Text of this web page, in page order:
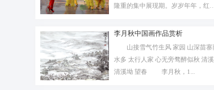
隆重的集中展现期。岁岁年年，红
李月秋中国画作品赏析
山接雪气竹生风 家园 山深苗寨
水多 太行人家 心无旁骛醉似秋 清
清溪坳 望春 李月秋，1...